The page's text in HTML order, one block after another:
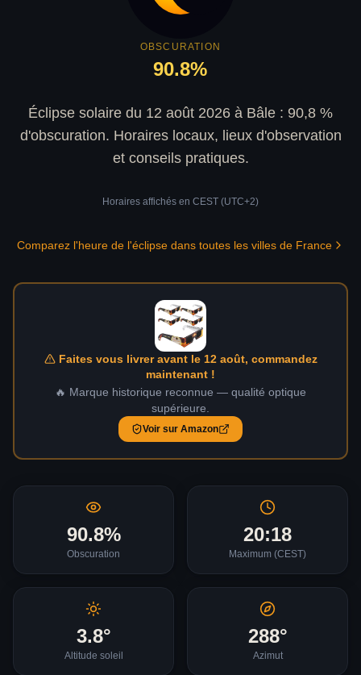
OBSCURATION
90.8%
Éclipse solaire du 12 août 2026 à Bâle : 90,8 %
d'obscuration. Horaires locaux, lieux d'observation
et conseils pratiques.
Horaires affichés en CEST (UTC+2)
Comparez l'heure de l'éclipse dans toutes les villes de France
Faites vous livrer avant le 12 août, commandez
maintenant !
🔥 Marque historique reconnue — qualité optique
supérieure.
Voir sur Amazon
90.8%
Obscuration
20:18
Maximum (CEST)
3.8°
Altitude soleil
288°
Azimut